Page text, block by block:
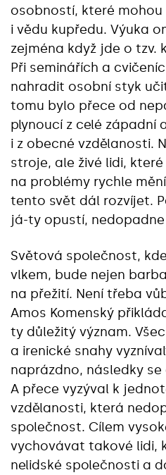
osobností, které
i vědu kupředu. Výuka
zejména když jde o tzv.
Při seminářích a
nahradit osobní styk
tomu bylo přece od
plynoucí z celé západní
i z obecné vzdělanosti.
stroje, ale živé lidi,
na problémy rychle
tento svět dál rozvíjet.
já-ty opustí,
Světová společnost,
vlkem, bude nejen
na přežití. Není třeba
Amos Komenský
ty důležitý význam.
a irenické snahy
naprázdno, následky
A přece vyzýval k
vzdělanosti, která
společnost. Cílem
vychovávat takové lidi,
nelidské společnosti a